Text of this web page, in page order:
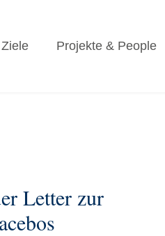
Projekte & People
Letter zur